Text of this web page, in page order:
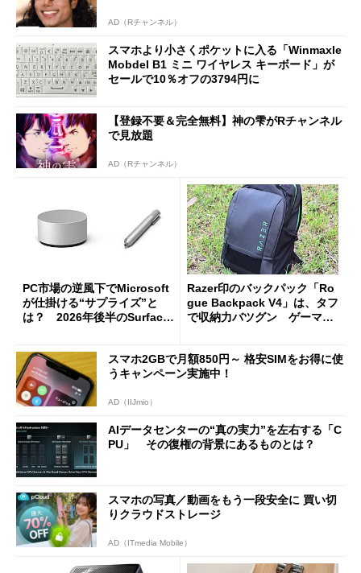
AD（Rチャンネル）
スマホより小さくポケットに入る「Winmaxle
Mobdel B1 ミニ ワイヤレス キーボード」が
セールで10％オフの3794円に
【登録不要＆完全無料】神の雫がRチャンネル
で見放題
AD（Rチャンネル）
PC市場の逆風下でMicrosoft
が仕掛ける“サプライズ”と
は？ 2026年後半のSurface
Razer印のバックパック「Ro
gue Backpack V4」は、タフ
で収納力バツグン ゲーマー
スマホ2GBで月額850円～ 格安SIMをお得に使
うキャンペーン実施中！
AD（IIJmio）
AIデータセンターの“真の実力”を左右する「C
PU」 その復権の背景にあるものとは？
スマホの写真／動画をもう一段安全に 買い切
りクラウドストレージ
AD（ITmedia Mobile）